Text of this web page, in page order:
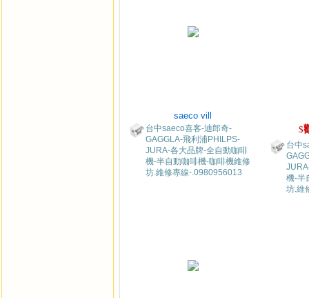
saeco vill
台中saeco喜客-迪郎奇-
GAGGLA-飛利浦PHILPS-
JURA-各大品牌-全自動咖啡
機-半自動咖啡機-咖啡機維修
坊.維修專線-.0980956013
$
台中
機-半
坊.維